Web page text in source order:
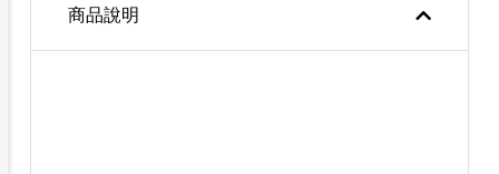
商品說明